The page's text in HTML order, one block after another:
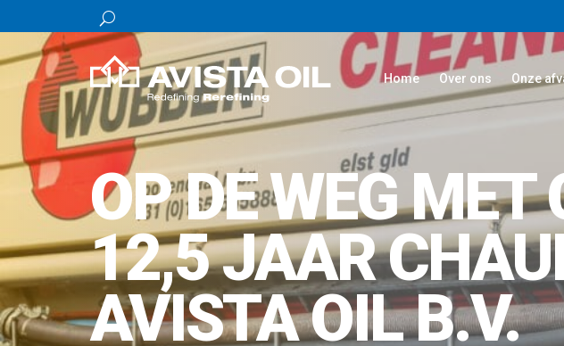
Home Over ons Onze
OP DE WEG MET
12,5 JAAR
AVISTA OIL B.V.